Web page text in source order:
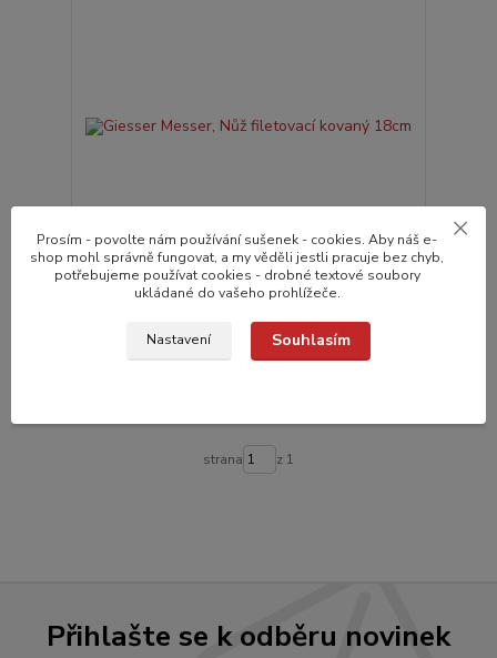
1 560,0 Kč/ks
do 24 hodin v e-
strana z 1
Přihlašte se k odběru novinek
Prosím - povolte nám používání sušenek - cookies. Aby náš e-
shop mohl správně fungovat, a my věděli jestli pracuje bez chyb,
potřebujeme používat cookies - drobné textové soubory
ukládané do vašeho prohlížeče.
Nastavení Souhlasím